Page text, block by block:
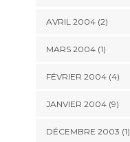
AVRIL 2004 (2)
MARS 2004 (1)
FÉVRIER 2004 (4)
JANVIER 2004 (9)
DÉCEMBRE 2003 (1)